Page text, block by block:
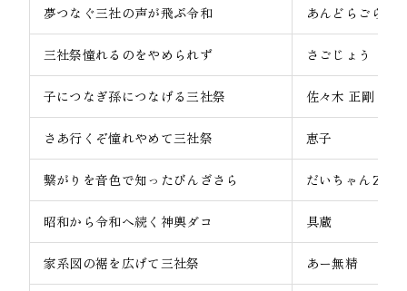
夢つなぐ三社の声が飛ぶ令和 あんどらごら
三社祭憧れるのをやめられず さごじょう
子につなぎ孫につなげる三社祭 佐々木 正剛
さあ行くぞ憧れやめて三社祭 恵子
繋がりを音色で知ったびんざさら だいちゃんＺ！
昭和から令和へ続く神輿ダコ 具蔵
家系図の裾を広げて三社祭 あー無精